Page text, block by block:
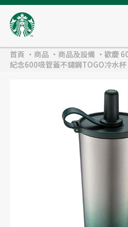
首頁 商品 商品及設備
歡慶
紀念600吸管蓋不鏽鋼TOGO冷水杯